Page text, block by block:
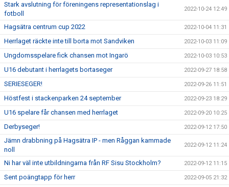
Stark avslutning för föreningens representationslag i
fotboll
2022-10-24 12:49
Hagsätra centrum cup 2022 2022-10-04 11:31
Herrlaget räckte inte till borta mot Sandviken 2022-10-03 11:09
Ungdomsspelare fick chansen mot Ingarö 2022-10-03 10:53
U16 debutant i herrlagets bortaseger 2022-09-27 18:58
SERIESEGER! 2022-09-26 11:51
Höstfest i stackenparken 24 september 2022-09-23 18:29
U16 spelare får chansen med herrlaget 2022-09-20 10:25
Derbyseger! 2022-09-12 17:50
Jämn drabbning på Hagsätra IP - men Råggan kammade
noll
2022-09-12 11:24
Ni har väl inte utbildningarna från RF Sisu Stockholm? 2022-09-12 11:15
Sent poängtapp för herr 2022-09-05 21:32